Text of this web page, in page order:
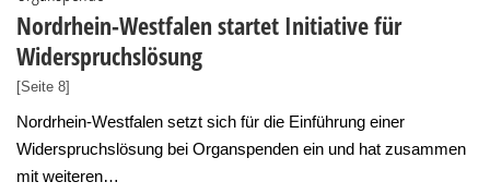
Nordrhein-Westfalen startet Initiative für
Widerspruchslösung
[Seite 8]
Nordrhein-Westfalen setzt sich für die Einführung einer
Widerspruchslösung bei Organspenden ein und hat zusammen
mit weiteren…